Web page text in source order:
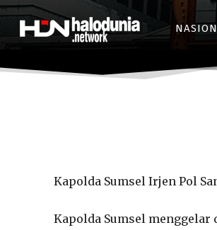
Kapolda Sumsel Irjen Pol
Kapolda Sumsel menggelar